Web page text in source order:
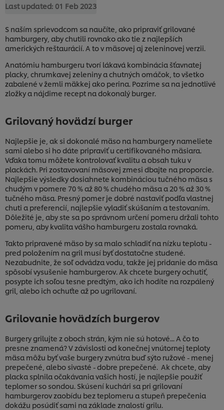
Last updated: 01 Feb 2023
S naším sprievodcom sa naučíte, ako pripraviť grilované
hamburgery, aby chutili rovnako ako tie z najlepších
amerických reštaurácií. A to v mäsovej aj zeleninovej verzii.
Anatómiu hamburgeru tvorí lákavá kombinácia šťavnatej
placky, chrumkavej zeleniny a chutných omáčok, to všetko
zabalené v žemli mäkkej ako perina. Pozrime sa na jednotlivé
zložky a nájdime recept na dokonalý burger.
Grilovaný hovädzí burger
Najlepšie je, ak si dokonalé mäso na hamburgery nameliete
sami alebo si ho dáte pripraviť u certifikovaného mäsiara.
Vďaka tomu môžete kontrolovať kvalitu a obsah tuku v
plackách. Pri zostavovaní mäsovej zmesi dbajte na proporcie.
Najlepšie výsledky dosiahnete kombináciou tučného mäsa s
chudým v pomere 70 % až 80 % chudého mäsa a 20 % až 30 %
tučného mäsa. Presný pomer je dobré nastaviť podľa vlastnej
chuti a preferencií, najlepšie vyladiť skúšaním a testovaním.
Dôležité je, aby ste sa po správnom určení pomeru držali tohto
pomeru, aby kvalita vášho hamburgeru zostala rovnaká.
Takto pripravené mäso by sa malo schladiť na nízku teplotu -
pred položením na gril musí byť dostatočne studené.
Nezabudnite, že soľ odvádza vodu, takže jej pridanie do mäsa
spôsobí vysušenie hamburgerov. Ak chcete burgery ochutiť,
posypte ich soľou tesne predtým, ako ich hodíte na rozpálený
gril, alebo ich ochuťte až po ugrilovaní.
Grilovanie hovädzích burgerov
Burgery grilujte z oboch strán, kým nie sú hotové... A čo to
presne znamená? V závislosti od konečnej vnútornej teploty
mäsa môžu byť vaše burgery zvnútra buď sýto ružové - menej
prepečené, alebo sivasté - dobre prepečené. Ak chcete, aby
placka splnila očakávania vašich hostí, je najlepšie použiť
teplomer so sondou. Skúsení kuchári sa pri grilovaní
hamburgerov zaobídu bez teplomeru a stupeň prepečenia
dokážu posúdiť sami na základe znalostí grilu.